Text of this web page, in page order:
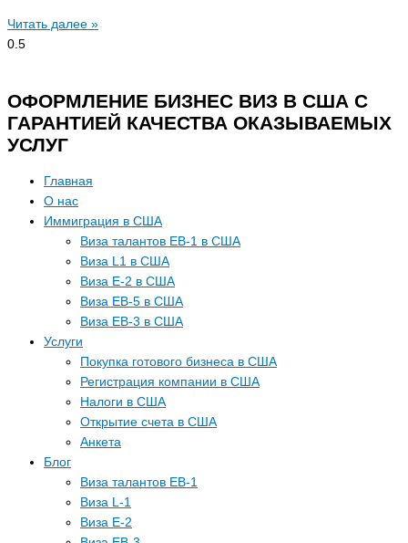
Читать далее »
ОФОРМЛЕНИЕ БИЗНЕС ВИЗ В США С
ГАРАНТИЕЙ КАЧЕСТВА ОКАЗЫВАЕМЫХ
УСЛУГ
Главная
О нас
Иммиграция в США
Виза талантов EB-1 в США
Виза L1 в США
Виза E-2 в США
Виза EB-5 в США
Виза EB-3 в США
Услуги
Покупка готового бизнеса в США
Регистрация компании в США
Налоги в США
Открытие счета в США
Анкета
Блог
Виза талантов EB-1
Виза L-1
Виза E-2